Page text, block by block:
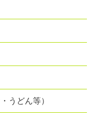
うどん等）